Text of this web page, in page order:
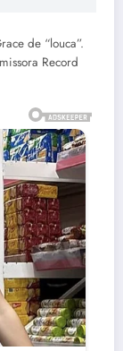
de “louca”.
Record